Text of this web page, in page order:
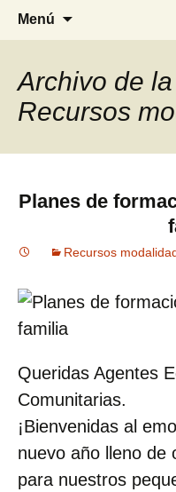
Saltar
al MI
Blog
Infancia
Menú
Archivo de
Recursos
Planes de
Recursos
Queridas Agentes
Comunitarias.
¡Bienvenidas al
nuevo año lleno de
para nuestros